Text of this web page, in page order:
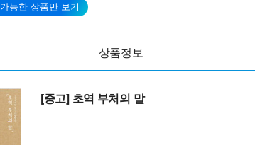
가능한 상품만 보기
상품정보
[중고] 초역 부처의 말